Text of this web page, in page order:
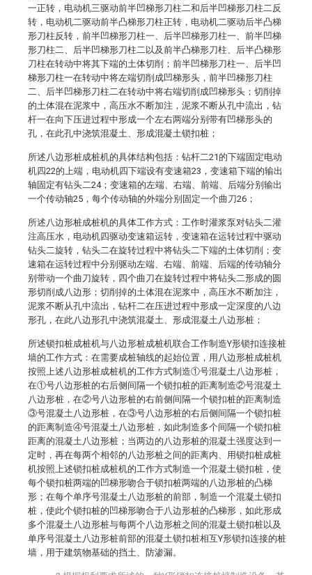
一正转，电动机三驱动前半凹梯形刀柱二和后半凹梯形刀柱二反
转，电动机二驱动前半凸梯形刀柱正转，电动机二驱动后半凸梯
形刀柱反转，前半凹梯形刀柱一、后半凹梯形刀柱一、前半凹梯
形刀柱二、后半凹梯形刀柱二以及前半凸梯形刀柱、后半凸梯形
刀柱在转动中将其下端的土体切削；前半凹梯形刀柱一、后半凹
梯形刀柱一在转动中将左端切削成凹梯形头，前半凹梯形刀柱
二、后半凹梯形刀柱二在转动中将右端切削成凹梯形头；切削掉
的土体混在泥浆中，高压水不断加注，泥浆不断从孔中流出，钻
杆一在向下压进过程中形成一个左右两端分别带有凹梯形头的
孔，在此孔中浇筑混凝土、形成混凝土锁扣桩；
所述八边形桩成桩机的具体结构包括：钻杆二21的下端固定电动
机四22的上端，电动机四下端设有变速箱23，变速箱下端的输出
轴固定有钻头二24；变速箱的左端、右端、前端、后端分别输出
一个传动轴25，每个传动轴的外端分别固定一个曲刀26；
所述八边形桩成桩机的具体工作方式：工作时灌浆泵对钻头二灌
注高压水，电动机四驱动变速箱运转，变速箱在运转过程中驱动
钻头二旋转，钻头二在旋转过程中将钻头二下端的土体切削；变
速箱在运转过程中分别驱动左端、右端、前端、后端的传动轴分
别带动一个曲刀旋转，四个曲刀在旋转过程中将钻头二形成的圆
形切削成八边形；切削掉的土体混在泥浆中，高压水不断加注，
泥浆不断从孔中流出，钻杆二在压进过程中形成一定深度的八边
形孔，在此八边形孔中浇筑混凝土、形成混凝土八边形桩；
所述锁扣桩成桩机与八边形桩成桩机联合工作制造Y形锁扣连接桩
墙的工作方式：在需要成桩轴线的起始位置，用八边形桩成桩机
按照上述八边形桩成桩机的工作方式制造①号混凝土八边形桩，
在①号八边形桩的右后侧间隔一个锁扣桩的距离制造②号混凝土
八边形桩，在②号八边形桩的右前侧间隔一个锁扣桩的距离制造
③号混凝土八边形桩，在③号八边形桩的右后侧间隔一个锁扣桩
的距离制造④号混凝土八边形桩，如此制造多个间隔一个锁扣桩
距离的混凝土八边形桩；当两边的八边形桩的混凝土强度达到一
定时，再在每两个相邻的八边形桩之间的距离内、用锁扣桩成桩
机按照上述锁扣桩成桩机的工作方式制造一个混凝土锁扣桩，使
每个锁扣桩两端的凹梯形吻合于锁扣桩两端的八边形桩的凸梯
形；在每个单序号混凝土八边形桩的前部，制造一个混凝土锁扣
桩，使此个锁扣桩的凹梯形吻合于八边形桩的凸梯形，如此形成
多个混凝土八边形桩与每两个八边形桩之间的混凝土锁扣桩以及
单序号混凝土八边形桩前部的混凝土锁扣桩相互Y形锁扣连接的桩
墙，用于建筑物基础的挡土、防渗漏。